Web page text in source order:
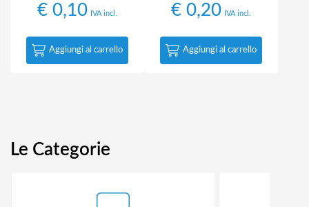
€ 0,10 IVA incl.
Aggiungi al carrello
€ 0,20 IVA incl.
Aggiungi al carrello
Le Categorie